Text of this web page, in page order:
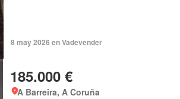
8 may 2026 en Vadevender
185.000 €
A Barreira, A Coruña